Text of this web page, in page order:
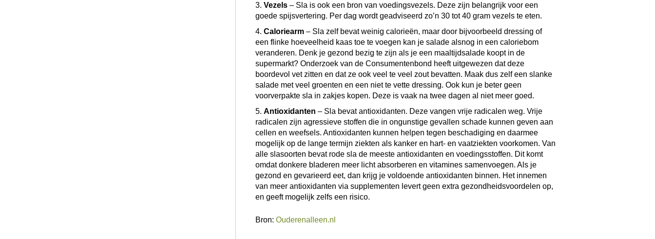
Vezels – Sla is ook een bron van voedingsvezels. Deze zijn belangrijk voor een
goede spijsvertering. Per dag wordt geadviseerd zo’n 30 tot 40 gram vezels te eten.
Caloriearm – Sla zelf bevat weinig calorieën, maar door bijvoorbeeld dressing of
een flinke hoeveelheid kaas toe te voegen kan je salade alsnog in een caloriebom
veranderen. Denk je gezond bezig te zijn als je een maaltijdsalade koopt in de
supermarkt? Onderzoek van de Consumentenbond heeft uitgewezen dat deze
boordevol vet zitten en dat ze ook veel te veel zout bevatten. Maak dus zelf een slanke
salade met veel groenten en een niet te vette dressing. Ook kun je beter geen
voorverpakte sla in zakjes kopen. Deze is vaak na twee dagen al niet meer goed.
Antioxidanten – Sla bevat antioxidanten. Deze vangen vrije radicalen weg. Vrije
radicalen zijn agressieve stoffen die in ongunstige gevallen schade kunnen geven aan
cellen en weefsels. Antioxidanten kunnen helpen tegen beschadiging en daarmee
mogelijk op de lange termijn ziekten als kanker en hart- en vaatziekten voorkomen. Van
alle slasoorten bevat rode sla de meeste antioxidanten en voedingsstoffen. Dit komt
omdat donkere bladeren meer licht absorberen en vitamines samenvoegen. Als je
gezond en gevarieerd eet, dan krijg je voldoende antioxidanten binnen. Het innemen
van meer antioxidanten via supplementen levert geen extra gezondheidsvoordelen op,
en geeft mogelijk zelfs een risico.
Bron: Ouderenalleen.nl